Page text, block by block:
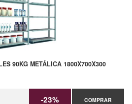
90KG METÁLICA 1800X700X300
-23% COMPRAR